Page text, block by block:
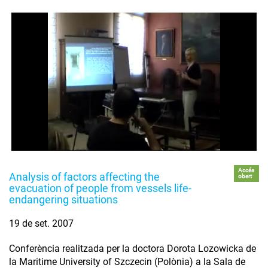
Analysis of factors affecting the
evacuation of people from vessels life-
endangering situations
Accés
obert
19 de set. 2007
Conferència realitzada per la doctora Dorota Lozowicka de
la Maritime University of Szczecin (Polònia) a la Sala de